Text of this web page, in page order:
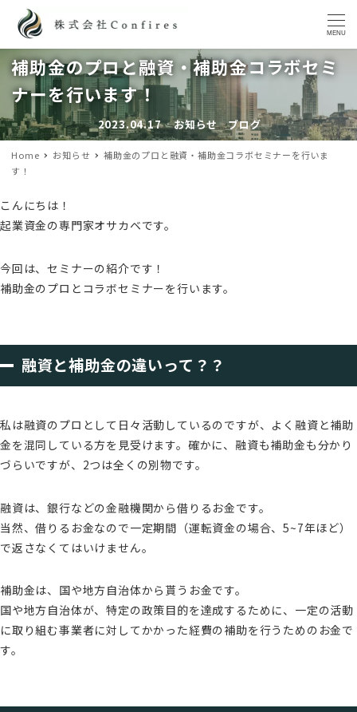
MENU
補助金のプロと融資・補助金コラボセミ
ナーを行います！
投稿日
2023.04.17
カテゴリー
お知らせ
カテゴリー
ブログ
Home お知らせ
補助金のプロと融資・補助金コラボセミナーを行いま
す！
こんにちは！
起業資金の専門家オサカベです。
今回は、セミナーの紹介です！
補助金のプロとコラボセミナーを行います。
融資と補助金の違いって？？
私は融資のプロとして日々活動しているのですが、よく融資と補助
金を混同している方を見受けます。確かに、融資も補助金も分かり
づらいですが、2つは全くの別物です。
融資は、銀行などの金融機関から借りるお金です。
当然、借りるお金なので一定期間（運転資金の場合、5~7年ほど）
で返さなくてはいけません。
補助金は、国や地方自治体から貰うお金です。
国や地方自治体が、特定の政策目的を達成するために、一定の活動
に取り組む事業者に対してかかった経費の補助を行うためのお金で
す。